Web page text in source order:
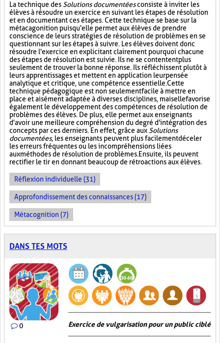
La technique des Solutions documentéesconsiste à inviter les
élèves à résoudre un exercice en suivant les étapes de résolution
et en documentant ces étapes. Cette technique se base sur la
métacagonition puisqu'elle permet aux élèves de prendre
conscience de leurs stratégies de résolution de problèmes en se
questionnant sur les étapes à suivre. Les élèves doivent donc
résoudre l'exercice en explicitant clairement pourquoi chacune
des étapes de résolution est suivie. Ils ne se contentent plus
seulement de trouver la bonne réponse. Ils réfléchissent plutôt à
leurs apprentissages et mettent en application leur pensée
analytique et critique, une compétence essentielle. Cette
technique pédagogique est non seulement facile à mettre en
place et aisément adaptée à diverses disciplines, mais elle favorise
également le développement des compétences de résolution de
problèmes des élèves. De plus, elle permet aux enseignants
d'avoir une meilleure compréhension du degré d'intégration des
concepts par ces derniers. En effet, grâce aux Solutions
documentées, les enseignants peuvent plus facilement déceler
les erreurs fréquentes ou les incompréhensions liées
aux méthodes de résolution de problèmes. Ensuite, ils peuvent
rectifier le tir en donnant beaucoup de rétroactions aux élèves.
Réflexion individuelle (31)
Approfondissement des connaissances (17)
Métacognition (7)
DANS TES MOTS
0 Exercice de vulgarisation pour un public ciblé